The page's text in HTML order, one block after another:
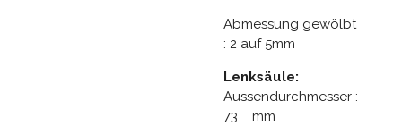
Abmessung gewölbt
: 2 auf 5mm
Lenksäule:
Aussendurchmesser :
73 mm